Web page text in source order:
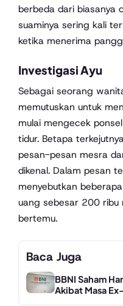
berbeda dari biasanya
suaminya sering kali
ketika menerima
Investigasi Ayu
Sebagai seorang
memutuskan untuk
mulai mengecek
tidur. Betapa
pesan-pesan mesra
dikenal. Dalam pesan
menyebutkan
uang sebesar 200 ribu
bertemu.
Baca Juga
BBNI Saham
Akibat Masa